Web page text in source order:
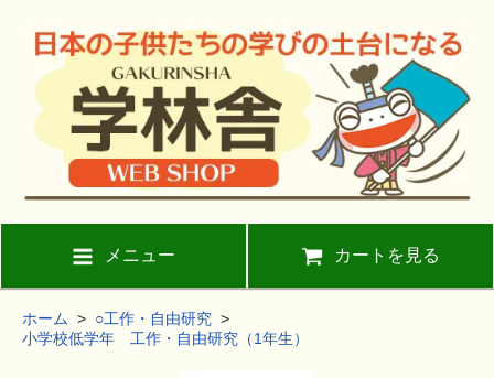
メニュー カートを見る
ホーム > ○工作・自由研究 >
小学校低学年 工作・自由研究（1年生）